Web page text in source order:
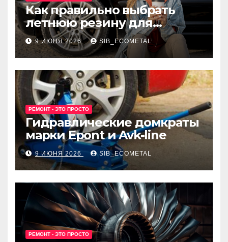
Как правильно выбрать
летнюю резину для
машины?
9 ИЮНЯ 2026 SIB_ECOMETAL
РЕМОНТ - ЭТО ПРОСТО
Гидравлические домкраты
марки Epont и Avk-line
9 ИЮНЯ 2026 SIB_ECOMETAL
РЕМОНТ - ЭТО ПРОСТО